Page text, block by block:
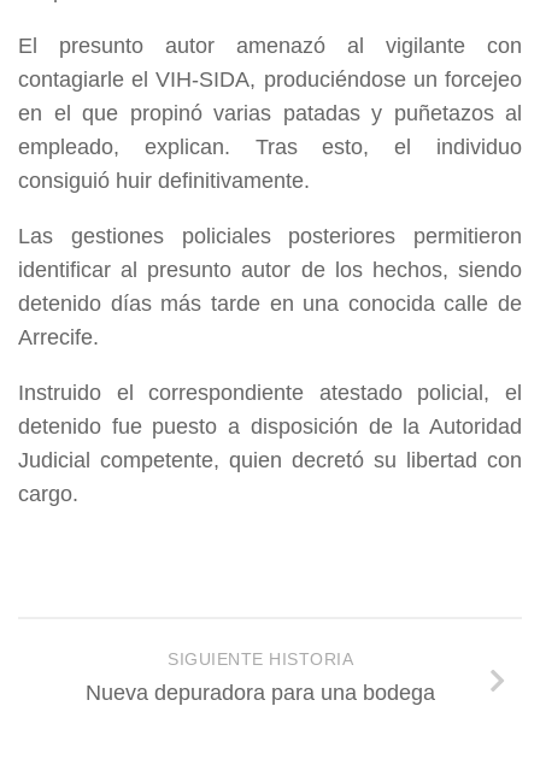
El presunto autor amenazó al vigilante con
contagiarle el VIH-SIDA, produciéndose un forcejeo
en el que propinó varias patadas y puñetazos al
empleado, explican. Tras esto, el individuo
consiguió huir definitivamente.
Las gestiones policiales posteriores permitieron
identificar al presunto autor de los hechos, siendo
detenido días más tarde en una conocida calle de
Arrecife.
Instruido el correspondiente atestado policial, el
detenido fue puesto a disposición de la Autoridad
Judicial competente, quien decretó su libertad con
cargo.
SIGUIENTE HISTORIA
Nueva depuradora para una bodega